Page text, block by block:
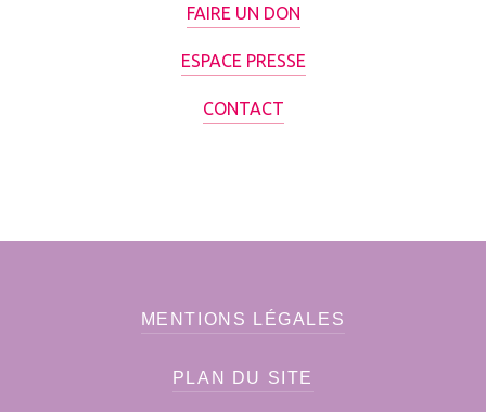
FAIRE UN DON
ESPACE PRESSE
CONTACT
MENTIONS LÉGALES
PLAN DU SITE